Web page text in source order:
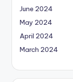
June 2024
May 2024
April 2024
March 2024